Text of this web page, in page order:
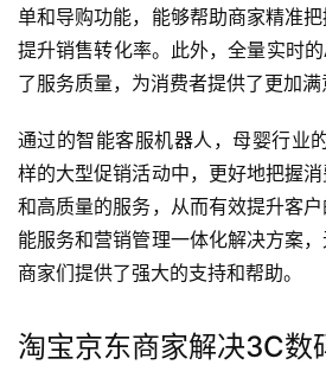
单和导购功能，能够帮助商家精准把
提升销售转化率。此外，全量实时
了服务质量，为消费者提供了更加满
通过的智能客服机器人，母婴行业
样的大型促销活动中，更好地把握
和高质量的服务，从而有效提升客户
能服务和营销管理一体化解决方案
商家们提供了强大的支持和帮助。
淘宝京东商家解决3C数